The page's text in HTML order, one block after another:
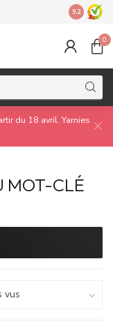
Made by
9.2
0
du 18 avril. Yarnies
MOT-CLÉ